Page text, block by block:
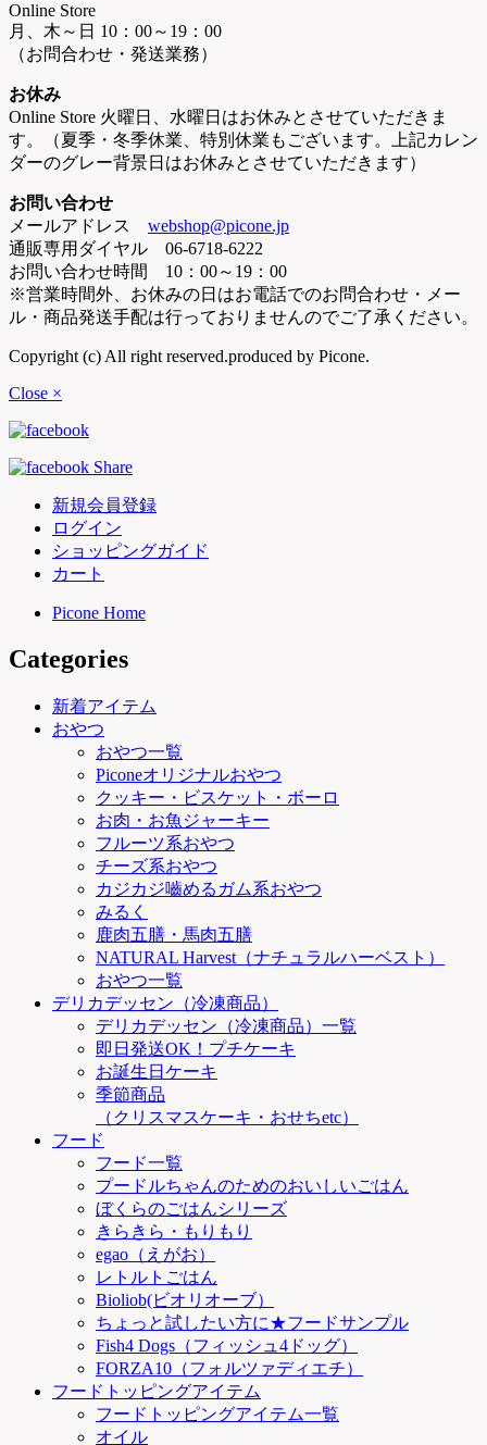
Online Store
月、木～日 10：00～19：00
（お問合わせ・発送業務）
お休み
Online Store 火曜日、水曜日はお休みとさせていただきま
す。（夏季・冬季休業、特別休業もございます。上記カレン
ダーのグレー背景日はお休みとさせていただきます）
お問い合わせ
メールアドレス webshop@picone.jp
通販専用ダイヤル 06-6718-6222
お問い合わせ時間 10：00～19：00
※営業時間外、お休みの日はお電話でのお問合わせ・メー
ル・商品発送手配は行っておりませんのでご了承ください。
Copyright (c) All right reserved.produced by Picone.
Close ×
新規会員登録
ログイン
ショッピングガイド
カート
Picone Home
Categories
新着アイテム
おやつ
おやつ一覧
Piconeオリジナルおやつ
クッキー・ビスケット・ボーロ
お肉・お魚ジャーキー
フルーツ系おやつ
チーズ系おやつ
カジカジ嚙めるガム系おやつ
みるく
鹿肉五膳・馬肉五膳
NATURAL Harvest（ナチュラルハーベスト）
おやつ一覧
デリカデッセン（冷凍商品）
デリカデッセン（冷凍商品）一覧
即日発送OK！プチケーキ
お誕生日ケーキ
季節商品
（クリスマスケーキ・おせちetc）
フード
フード一覧
プードルちゃんのためのおいしいごはん
ぼくらのごはんシリーズ
きらきら・もりもり
egao（えがお）
レトルトごはん
Bioliob(ビオリオーブ）
ちょっと試したい方に★フードサンプル
Fish4 Dogs（フィッシュ4ドッグ）
FORZA10（フォルツァディエチ）
フードトッピングアイテム
フードトッピングアイテム一覧
オイル